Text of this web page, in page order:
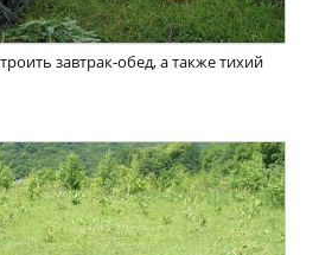
завтрак-обед, а также тихий